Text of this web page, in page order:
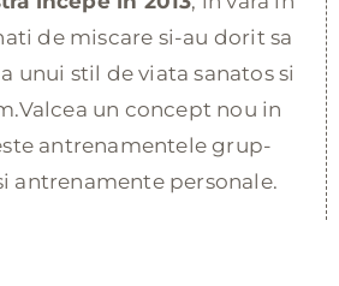
de miscare si-au dorit sa
unui stil de viata sanatos si
un concept nou in
antrenamentele grup-
antrenamente personale.